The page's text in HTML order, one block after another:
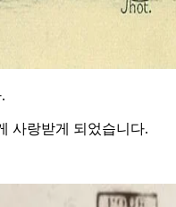
사랑받게 되었습니다.